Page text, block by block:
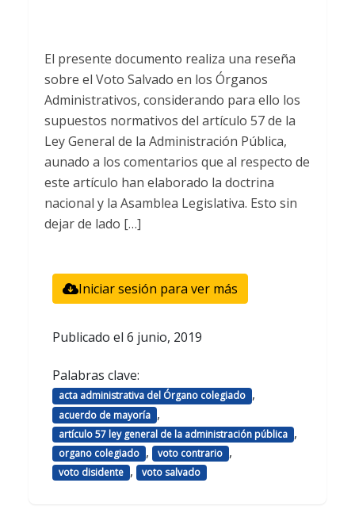
El presente documento realiza una reseña
sobre el Voto Salvado en los Órganos
Administrativos, considerando para ello los
supuestos normativos del artículo 57 de la
Ley General de la Administración Pública,
aunado a los comentarios que al respecto de
este artículo han elaborado la doctrina
nacional y la Asamblea Legislativa. Esto sin
dejar de lado […]
Iniciar sesión para ver más
Publicado el 6 junio, 2019
Palabras clave:
acta administrativa del Órgano colegiado ,
acuerdo de mayoría ,
artículo 57 ley general de la administración pública ,
organo colegiado , voto contrario ,
voto disidente , voto salvado